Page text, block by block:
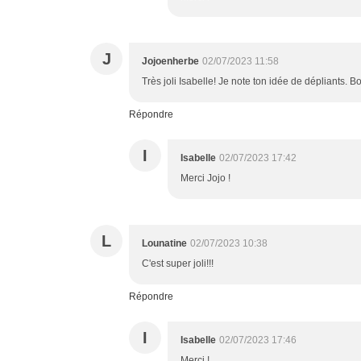
J Jojoenherbe 02/07/2023 11:58
Très joli Isabelle! Je note ton idée de dépliants.
Répondre
I Isabelle 02/07/2023 17:42
Merci Jojo !
L Lounatine 02/07/2023 10:38
C'est super joli!!!
Répondre
I Isabelle 02/07/2023 17:46